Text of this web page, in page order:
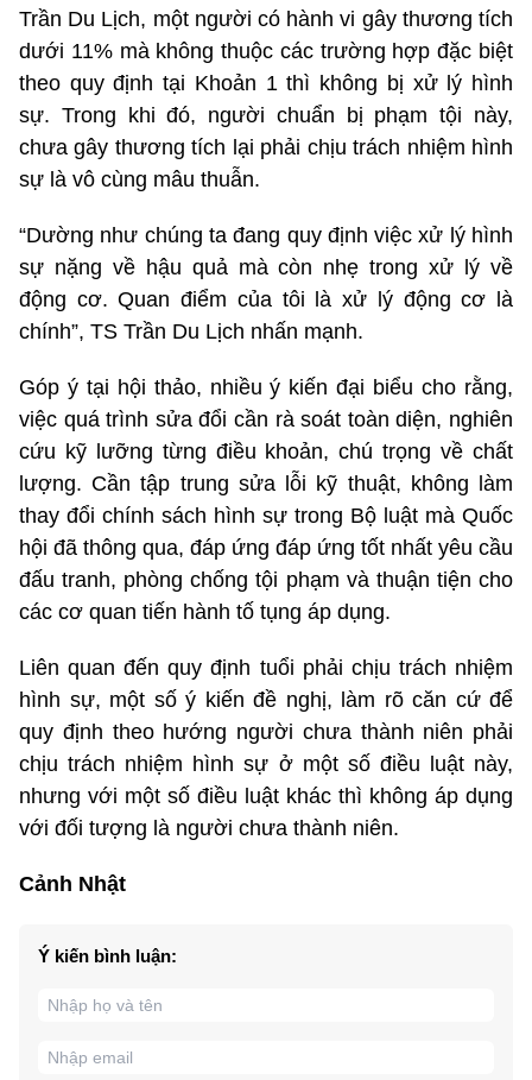
Trần Du Lịch, một người có hành vi gây thương tích
dưới 11% mà không thuộc các trường hợp đặc biệt
theo quy định tại Khoản 1 thì không bị xử lý hình
sự. Trong khi đó, người chuẩn bị phạm tội này,
chưa gây thương tích lại phải chịu trách nhiệm hình
sự là vô cùng mâu thuẫn.
“Dường như chúng ta đang quy định việc xử lý hình
sự nặng về hậu quả mà còn nhẹ trong xử lý về
động cơ. Quan điểm của tôi là xử lý động cơ là
chính”, TS Trần Du Lịch nhấn mạnh.
Góp ý tại hội thảo, nhiều ý kiến đại biểu cho rằng,
việc quá trình sửa đổi cần rà soát toàn diện, nghiên
cứu kỹ lưỡng từng điều khoản, chú trọng về chất
lượng. Cần tập trung sửa lỗi kỹ thuật, không làm
thay đổi chính sách hình sự trong Bộ luật mà Quốc
hội đã thông qua, đáp ứng đáp ứng tốt nhất yêu cầu
đấu tranh, phòng chống tội phạm và thuận tiện cho
các cơ quan tiến hành tố tụng áp dụng.
Liên quan đến quy định tuổi phải chịu trách nhiệm
hình sự, một số ý kiến đề nghị, làm rõ căn cứ để
quy định theo hướng người chưa thành niên phải
chịu trách nhiệm hình sự ở một số điều luật này,
nhưng với một số điều luật khác thì không áp dụng
với đối tượng là người chưa thành niên.
Cảnh Nhật
Ý kiến bình luận: